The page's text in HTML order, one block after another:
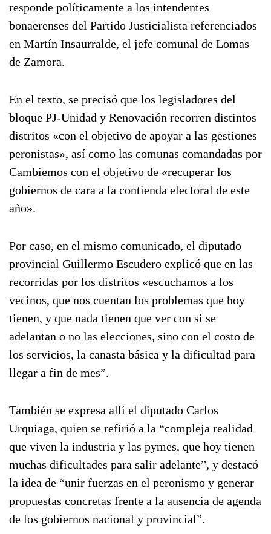
responde políticamente a los intendentes
bonaerenses del Partido Justicialista referenciados
en Martín Insaurralde, el jefe comunal de Lomas
de Zamora.
En el texto, se precisó que los legisladores del
bloque PJ-Unidad y Renovación recorren distintos
distritos «con el objetivo de apoyar a las gestiones
peronistas», así como las comunas comandadas por
Cambiemos con el objetivo de «recuperar los
gobiernos de cara a la contienda electoral de este
año».
Por caso, en el mismo comunicado, el diputado
provincial Guillermo Escudero explicó que en las
recorridas por los distritos «escuchamos a los
vecinos, que nos cuentan los problemas que hoy
tienen, y que nada tienen que ver con si se
adelantan o no las elecciones, sino con el costo de
los servicios, la canasta básica y la dificultad para
llegar a fin de mes”.
También se expresa allí el diputado Carlos
Urquiaga, quien se refirió a la “compleja realidad
que viven la industria y las pymes, que hoy tienen
muchas dificultades para salir adelante”, y destacó
la idea de “unir fuerzas en el peronismo y generar
propuestas concretas frente a la ausencia de agenda
de los gobiernos nacional y provincial”.